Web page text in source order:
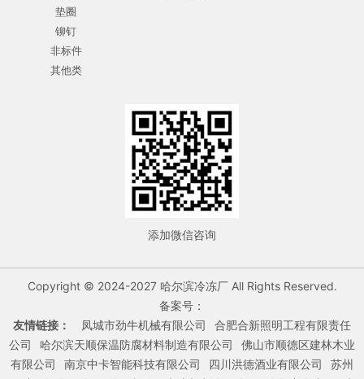
垫圈
铆钉
非标件
其他类
添加微信咨询
Copyright © 2024-2027 哈尔滨冷冻厂 All Rights Reserved.
备案号：
友情链接：
凤城市劲牛机械有限公司
合肥合新照明工程有限责任
公司
哈尔滨天顺保温防腐材料制造有限公司
佛山市顺德区建林木业
有限公司
南京中卡智能科技有限公司 四川洪德酒业有限公司
苏州